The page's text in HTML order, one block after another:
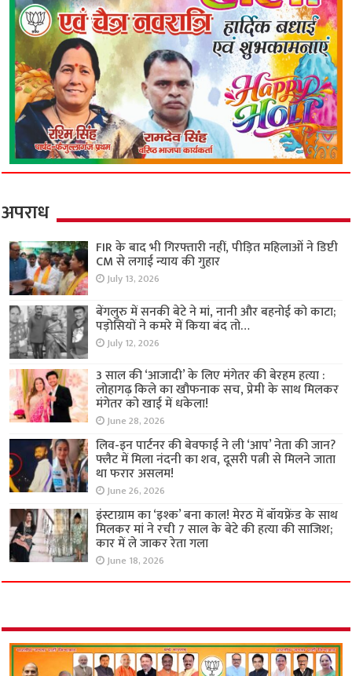
अपराध
FIR के बाद भी गिरफ्तारी नहीं, पीड़ित महिलाओं ने डिप्टी
CM से लगाई न्याय की गुहार
July 13, 2026
बेंगलुरु में सनकी बेटे ने मां, नानी और बहनोई को काटा;
पड़ोसियों ने कमरे में किया बंद तो…
July 12, 2026
3 साल की ‘आजादी’ के लिए मंगेतर की बेरहम हत्या :
लोहागढ़ किले का खौफनाक सच, प्रेमी के साथ मिलकर
मंगेतर को खाई में धकेला!
June 28, 2026
लिव-इन पार्टनर की बेवफाई ने ली ‘आप’ नेता की जान?
फ्लैट में मिला नंदनी का शव, दूसरी पत्नी से मिलने जाता
था फरार असलम!
June 26, 2026
इंस्टाग्राम का ‘इश्क’ बना काल! मेरठ में बॉयफ्रेंड के साथ
मिलकर मां ने रची 7 साल के बेटे की हत्या की साजिश;
कार में ले जाकर रेता गला
June 18, 2026